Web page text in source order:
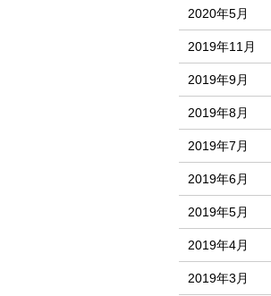
2020年5月
2019年11月
2019年9月
2019年8月
2019年7月
2019年6月
2019年5月
2019年4月
2019年3月